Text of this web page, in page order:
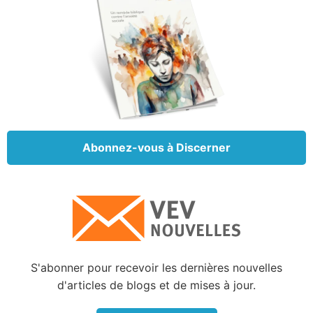
faire confiance à rien. Je ne veux pas vous
convaincre que ce livre saint et sacré est
incompréhensible ou réservé aux seuls spécialistes.
Nos traductions bibliques existent grâce aux efforts
conjugués de vies entières de ceux qui ont
soigneusement préservé les paroles inspirées par
Dieu, et de ceux qui ont oeuvré avec diligence pour
affiner leur compréhension de ces mots anciens,
créant ainsi un texte que nous pouvons tous lire dans
explorer les nuances et les détails culturels, une
traduction de la Bible nous apporte toujours ce dont
nous avons besoin pour comprendre qui est Dieu, ce
Comme l’écrivait L'apôtre Paul : « Toute Écriture est
inspirée de Dieu, et utile pour enseigner, pour
Abonnez-vous à Discerner
S'abonner pour recevoir les dernières nouvelles
d'articles de blogs et de mises à jour.